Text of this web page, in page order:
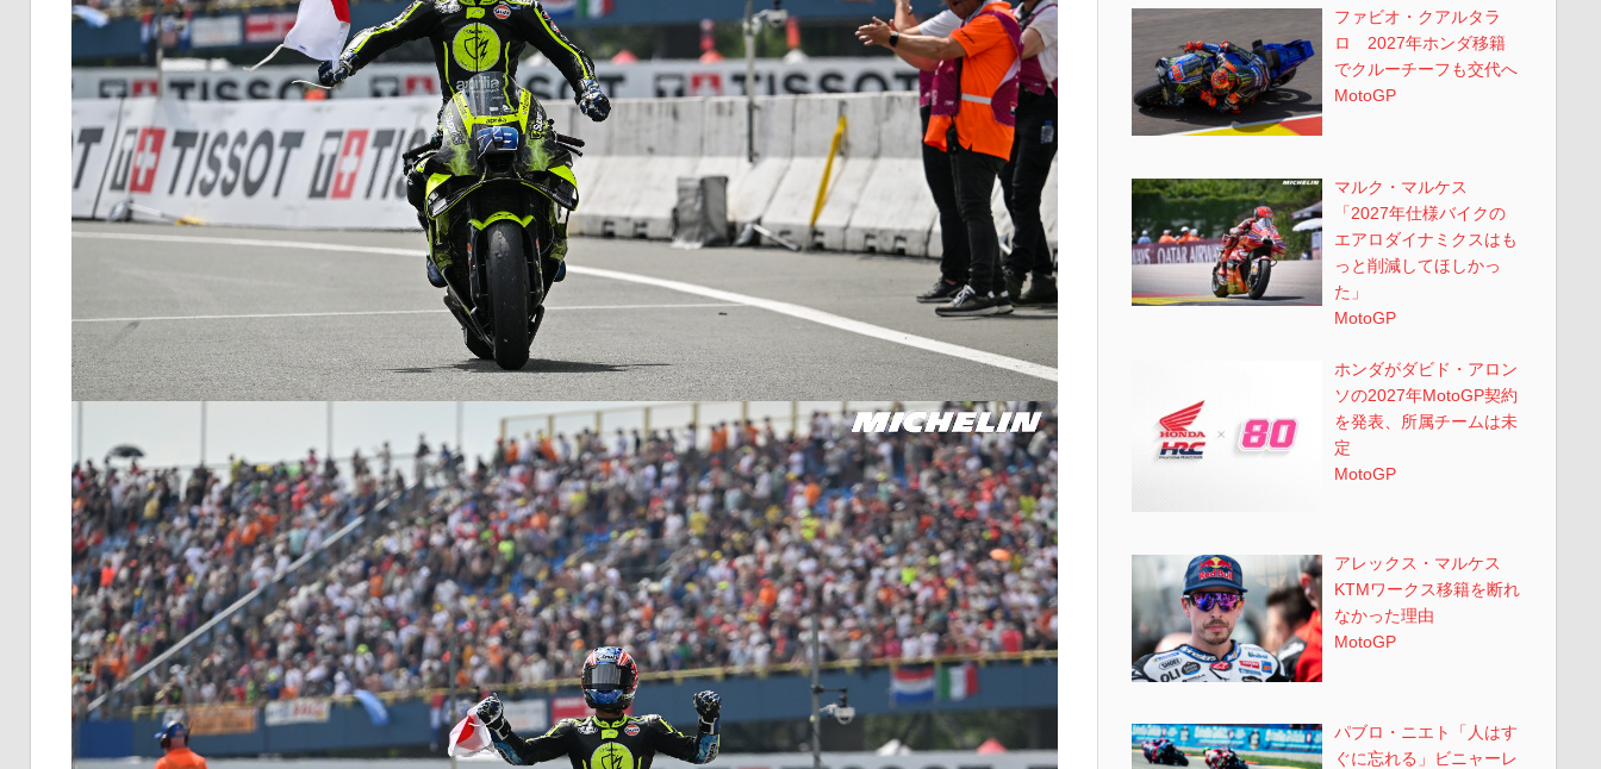
ファビオ・クアルタラ
ロ 2027年ホンダ移籍
でクルーチーフも交代へ
MotoGP
マルク・マルケス
「2027年仕様バイクの
エアロダイナミクスはも
っと削減してほしかっ
た」
MotoGP
ホンダがダビド・アロン
ソの2027年MotoGP契約
を発表、所属チームは未
定
MotoGP
アレックス・マルケス
KTMワークス移籍を断れ
なかった理由
MotoGP
パブロ・ニエト「人はす
ぐに忘れる」ビニャーレ